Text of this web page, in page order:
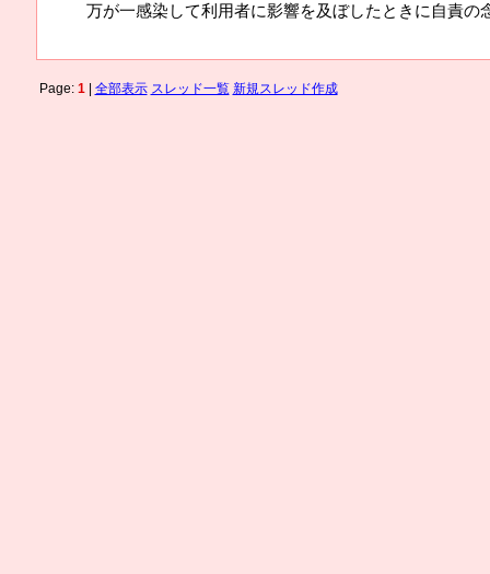
万が一感染して利用者に影響を及ぼしたときに自責
Page: 1| 全部表示 スレッド一覧 新規スレッド作成